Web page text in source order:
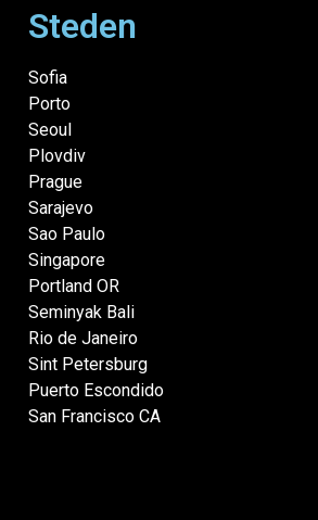
Steden
Sofia
Porto
Seoul
Plovdiv
Prague
Sarajevo
Sao Paulo
Singapore
Portland OR
Seminyak Bali
Rio de Janeiro
Sint Petersburg
Puerto Escondido
San Francisco CA